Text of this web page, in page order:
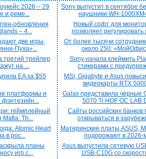
2026 – 29
и реме...
обновления
– 4...
две игры,
Пуха»...
третий трейлер
на ...
EA за $55
платформы и
фэнтезийн...
геймплейный
Mafia: Th...
Atomic Heart
в рос...
планы
игр с...
Sony выпустит в сентябре
наушники WH-
Новый софт для
позволяет регулировать
От более тысячи
около 250:
Sony начала клеймить
стикерами с
MSI, Gigabyte и Asus
видеокарты RTX
Galax представила чёрные
5070 Ti HOF OC LAB
Сайты российских банков
открываться в
Материнские платы ASUS,
подорожают в
Asus выпустила сетевую
USB-C10G со